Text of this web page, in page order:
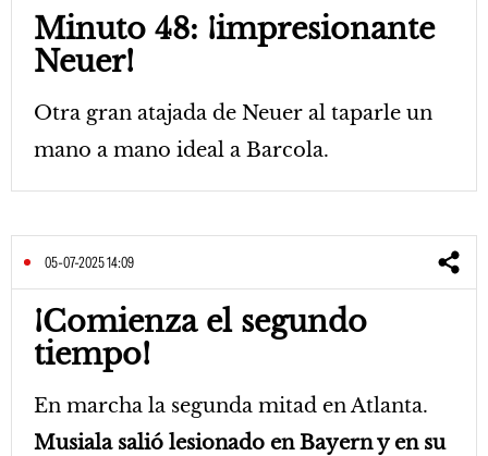
Minuto 48: ¡impresionante
Neuer!
Otra gran atajada de Neuer al taparle un
mano a mano ideal a Barcola.
05-07-2025 14:09
¡Comienza el segundo
tiempo!
En marcha la segunda mitad en Atlanta.
Musiala salió lesionado en Bayern y en su